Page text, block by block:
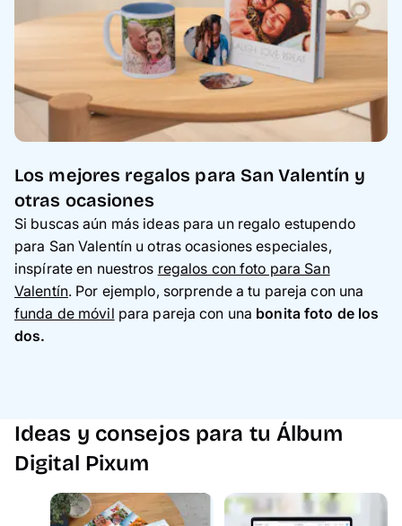
Los mejores regalos para San Valentín y
otras ocasiones
Si buscas aún más ideas para un regalo estupendo
para San Valentín u otras ocasiones especiales,
inspírate en nuestros regalos con foto para San
Valentín. Por ejemplo, sorprende a tu pareja con una
funda de móvil para pareja con una bonita foto de los
dos.
Ideas y consejos para tu Álbum
Digital Pixum